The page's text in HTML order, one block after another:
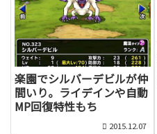
楽園でシルバーデビルが仲
間いり。ライデインや自動
MP回復特性もち
2015.12.07